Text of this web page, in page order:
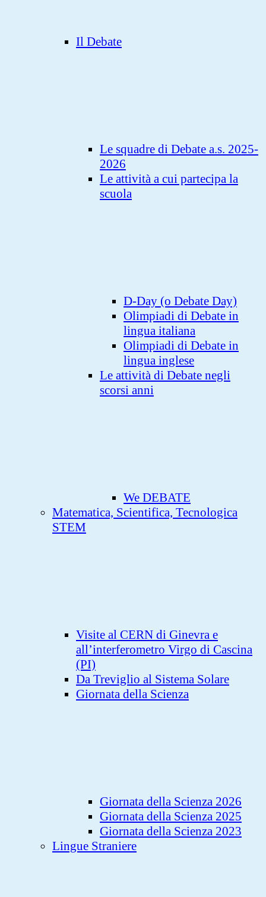
Il Debate
Le squadre di Debate a.s. 2025-
2026
Le attività a cui partecipa la
scuola
D-Day (o Debate Day)
Olimpiadi di Debate in
lingua italiana
Olimpiadi di Debate in
lingua inglese
Le attività di Debate negli
scorsi anni
We DEBATE
Matematica, Scientifica, Tecnologica
STEM
Visite al CERN di Ginevra e
all’interferometro Virgo di Cascina
(PI)
Da Treviglio al Sistema Solare
Giornata della Scienza
Giornata della Scienza 2026
Giornata della Scienza 2025
Giornata della Scienza 2023
Lingue Straniere